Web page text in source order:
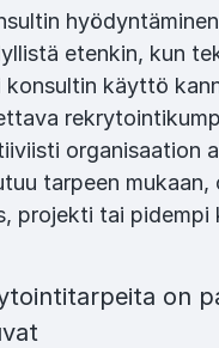
etenkin, kun
konsultin käyttö
organisaation
tarpeen mukaan,
projekti tai pidempi
on